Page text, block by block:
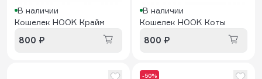
В наличии
Кошелек HOOK Крайм
800 ₽
В наличии
Кошелек HOOK Коты
800 ₽
-50%